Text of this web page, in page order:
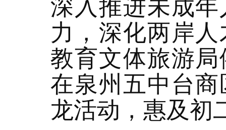
深入推进未成
力，深化两岸
教育文体旅游
在泉州五中台
龙活动，惠及初